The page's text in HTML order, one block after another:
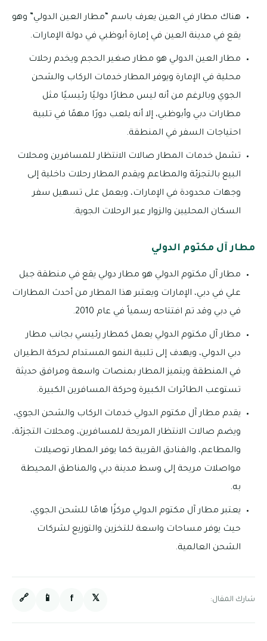
هناك مطار في العين يعرف باسم “مطار العين الدولي” وهو
يقع في مدينة العين في إمارة أبوظبي في دولة الإمارات.
مطار العين الدولي هو مطار صغير الحجم ويخدم رحلات
محلية في الإمارة ويوفر المطار خدمات الركاب والشحن
الجوي وبالرغم من أنه ليس مطارًا دوليًا رئيسيًا مثل
مطارات دبي وأبوظبي، إلا أنه يلعب دورًا مهمًا في تلبية
احتياجات السفر في المنطقة.
تشمل خدمات المطار صالات الانتظار للمسافرين ومحلات
البيع بالتجزئة والمطاعم ويقدم المطار رحلات داخلية إلى
وجهات محدودة في الإمارات، ويعمل على تسهيل سفر
السكان المحليين والزوار عبر الرحلات الجوية.
مطار آل مكتوم الدولي
مطار آل مكتوم الدولي هو مطار دولي يقع في منطقة جبل
علي في دبي، الإمارات ويعتبر هذا المطار من أحدث المطارات
في دبي وقد تم افتتاحه رسمياً في عام 2010.
مطار آل مكتوم الدولي يعمل كمطار رئيسي بجانب مطار
دبي الدولي، ويهدف إلى تلبية النمو المستدام لحركة الطيران
في المنطقة ويتميز المطار بمنصات واسعة ومرافق حديثة
تستوعب الطائرات الكبيرة وحركة المسافرين الكبيرة.
يقدم مطار آل مكتوم الدولي خدمات الركاب والشحن الجوي،
ويضم صالات الانتظار المريحة للمسافرين، ومحلات التجزئة،
والمطاعم، والفنادق القريبة كما يوفر المطار توصيلات
مواصلات مريحة إلى وسط مدينة دبي والمناطق المحيطة
به.
يعتبر مطار آل مكتوم الدولي مركزًا هامًا للشحن الجوي،
حيث يوفر مساحات واسعة للتخزين والتوزيع لشركات
الشحن العالمية.
شارك المقال: 𝕏
f
📱
🔗